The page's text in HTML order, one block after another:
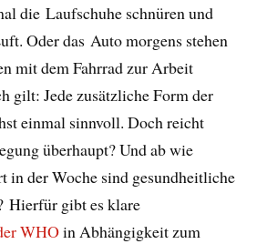
die Laufschuhe schnüren und
Oder das Auto morgens stehen
mit dem Fahrrad zur Arbeit
gilt: Jede zusätzliche Form der
einmal sinnvoll. Doch reicht
überhaupt? Und ab wie
in der Woche sind gesundheitliche
Hierfür gibt es klare
WHOin Abhängigkeit zum